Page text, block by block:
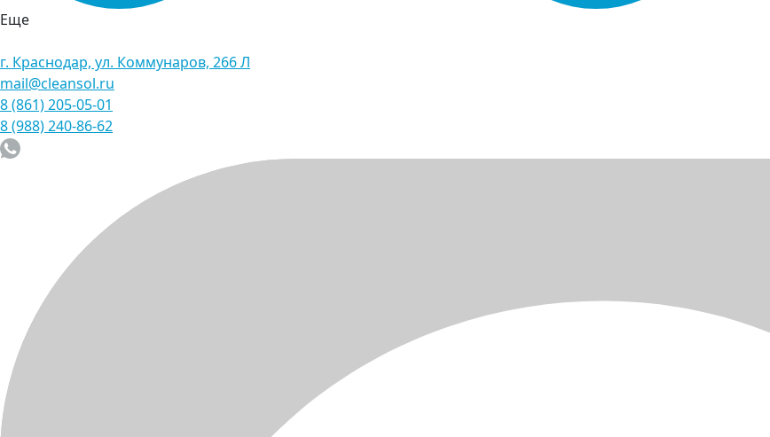
Еще
г. Краснодар, ул. Коммунаров, 266 Л
mail@cleansol.ru
8 (861) 205-05-01
8 (988) 240-86-62